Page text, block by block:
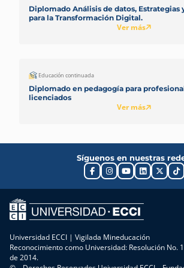
Diplomado Análisis de datos, Estrategias
para la Transformación Digital.
Ver más
Educación continuada
Diplomado en pedagogía para
licenciados
Ver más
Síguenos en nuestras
Universidad ECCI | Vigilada Mineducación
Reconocimiento como Universidad: Resolución No.
de 2014.